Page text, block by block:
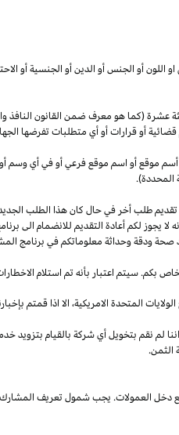
او اللون أو الجنس أو الدين أو الجنسية أو
(كما هو معرف ضمن القانون النافذ
قضائية أو قرارات أو أي متطلبات تفرضها
أسم موقع أو اسم موقع فرعي أو في أي وسم
المحددة).
تقديم طلب أخر في حال كان هذا الطلب
لا يجوز لكم أعادة التقديم للانضمام الى
صحة ودقة وحداثة معلوماتكم في برنامج
بكم. سيتم اعتبار بأنه تم استلام
الولايات المتحدة الامريكية، الا اذا قمتم
لم نقم بتخويل أي شركة بالقيام بتزويد
الثمن.
دخل العمولات. يجب شمول تعريف